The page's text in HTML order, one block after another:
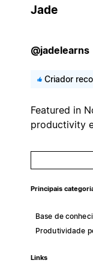
Jade
@jadelearns
Criador
Featured in
productivity
Principais
Base de
Produtividade
Links